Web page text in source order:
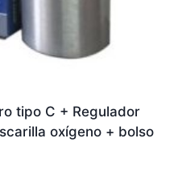
tipo C + Regulador
oxígeno + bolso